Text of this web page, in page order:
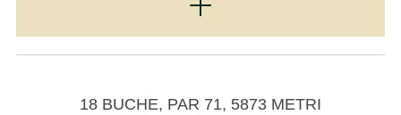
18 BUCHE, PAR 71, 5873 METRI